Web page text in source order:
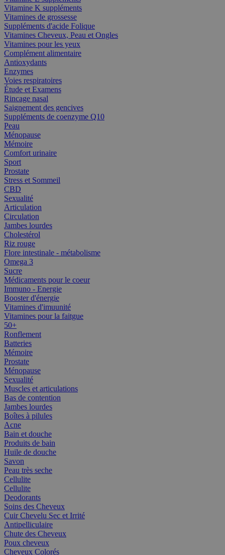
Vitamine K suppléments
Vitamines de grossesse
Suppléments d'acide Folique
Vitamines Cheveux, Peau et Ongles
Vitamines pour les yeux
Complément alimentaire
Antioxydants
Enzymes
Voies respiratoires
Étude et Examens
Rincage nasal
Saignement des gencives
Suppléments de coenzyme Q10
Peau
Ménopause
Mémoire
Comfort urinaire
Sport
Prostate
Stress et Sommeil
CBD
Sexualité
Articulation
Circulation
Jambes lourdes
Cholestérol
Riz rouge
Flore intestinale - métabolisme
Omega 3
Sucre
Médicaments pour le coeur
Immuno - Energie
Booster d'énergie
Vitamines d'imuunité
Vitamines pour la faitgue
50+
Ronflement
Batteries
Mémoire
Prostate
Ménopause
Sexualité
Muscles et articulations
Bas de contention
Jambes lourdes
Boîtes à pilules
Acne
Bain et douche
Produits de bain
Huile de douche
Savon
Peau très seche
Cellulite
Cellulite
Deodorants
Soins des Cheveux
Cuir Chevelu Sec et Irrité
Antipelliculaire
Chute des Cheveux
Poux cheveux
Cheveux Colorés